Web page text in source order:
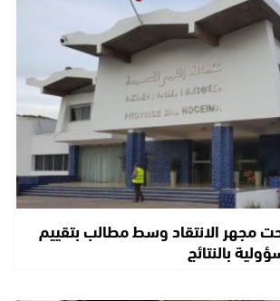
مجهر الانتقاد وسط مطالب بتقييم
بالنتائج